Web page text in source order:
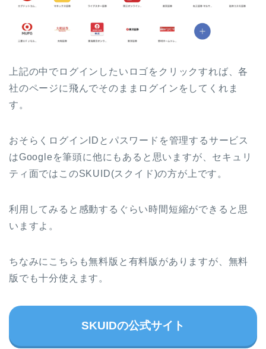
上記の中でログインしたいロゴをクリックすれば、各
社のページに飛んでそのままログインをしてくれま
す。
おそらくログインIDとパスワードを管理するサービス
はGoogleを筆頭に他にもあると思いますが、セキュリ
ティ面ではこのSKUID(スクイド)の方が上です。
利用してみると感動するぐらい時間短縮ができると思
いますよ。
ちなみにこちらも無料版と有料版がありますが、無料
版でも十分使えます。
SKUIDの公式サイト